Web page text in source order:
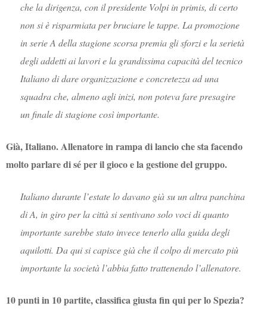
che la dirigenza, con il presidente Volpi in primis, di certo
non si è risparmiata per bruciare le tappe. La promozione
in serie A della stagione scorsa premia gli sforzi e la serietà
degli addetti ai lavori e la grandissima capacità del tecnico
Italiano di dare organizzazione e concretezza ad una
squadra che, almeno agli inizi, non poteva fare presagire
un finale di stagione così importante.
Già, Italiano. Allenatore in rampa di lancio che sta facendo
molto parlare di sé per il gioco e la gestione del gruppo.
Italiano durante l’estate lo davano già su un altra panchina
di A, in giro per la città si sentivano solo voci di quanto
importante sarebbe stato invece tenerlo alla guida degli
aquilotti. Da qui si capisce già che il colpo di mercato più
importante la società l’abbia fatto trattenendo l’allenatore.
10 punti in 10 partite, classifica giusta fin qui per lo Spezia?